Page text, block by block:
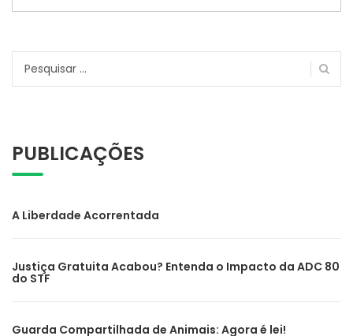
Pesquisar
PUBLICAÇÕES
A Liberdade Acorrentada
Justiça Gratuita Acabou? Entenda o Impacto da ADC 80
do STF
Guarda Compartilhada de Animais: Agora é lei!